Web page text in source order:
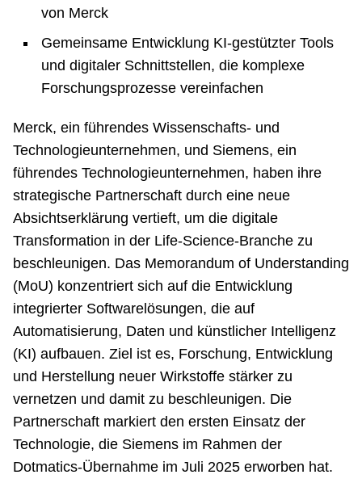
von Merck
Gemeinsame Entwicklung KI-gestützter Tools
und digitaler Schnittstellen, die komplexe
Forschungsprozesse vereinfachen
Merck, ein führendes Wissenschafts- und
Technologieunternehmen, und Siemens, ein
führendes Technologieunternehmen, haben ihre
strategische Partnerschaft durch eine neue
Absichtserklärung vertieft, um die digitale
Transformation in der Life-Science-Branche zu
beschleunigen. Das Memorandum of Understanding
(MoU) konzentriert sich auf die Entwicklung
integrierter Softwarelösungen, die auf
Automatisierung, Daten und künstlicher Intelligenz
(KI) aufbauen. Ziel ist es, Forschung, Entwicklung
und Herstellung neuer Wirkstoffe stärker zu
vernetzen und damit zu beschleunigen. Die
Partnerschaft markiert den ersten Einsatz der
Technologie, die Siemens im Rahmen der
Dotmatics-Übernahme im Juli 2025 erworben hat.